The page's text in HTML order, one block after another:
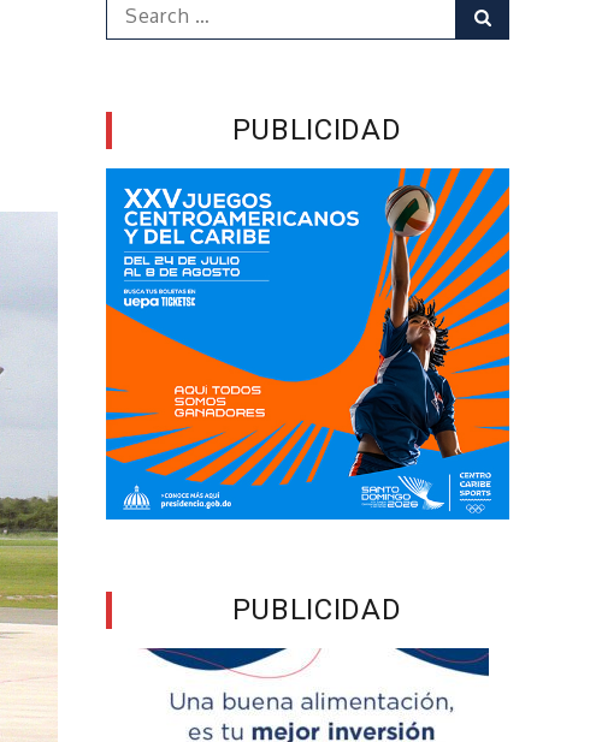
for:
PUBLICIDAD
PUBLICIDAD